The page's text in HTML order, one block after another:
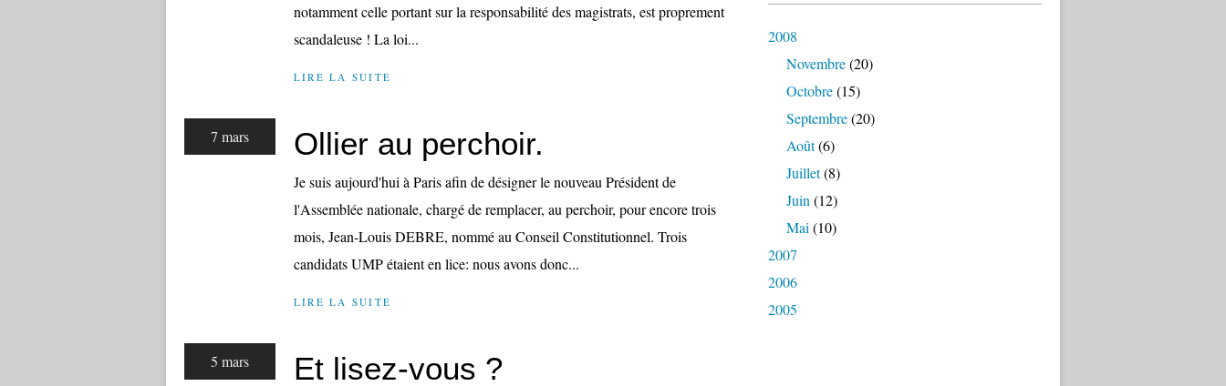
notamment celle portant sur la responsabilité des magistrats, est proprement
scandaleuse ! La loi...
LIRE LA SUITE
7 mars Ollier au perchoir.
Je suis aujourd'hui à Paris afin de désigner le nouveau Président de
l'Assemblée nationale, chargé de remplacer, au perchoir, pour encore trois
mois, Jean-Louis DEBRE, nommé au Conseil Constitutionnel. Trois
candidats UMP étaient en lice: nous avons donc...
LIRE LA SUITE
5 mars Et lisez-vous ?
2008
Novembre(20)
Octobre(15)
Septembre(20)
Août(6)
Juillet(8)
Juin (12)
Mai (10)
2007
2006
2005